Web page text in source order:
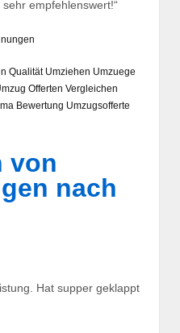
sehr empfehlenswert!“
Qualität Umziehen Umzuege
Offerten Vergleichen
Bewertung Umzugsofferte
von
nach
Hat supper geklappt